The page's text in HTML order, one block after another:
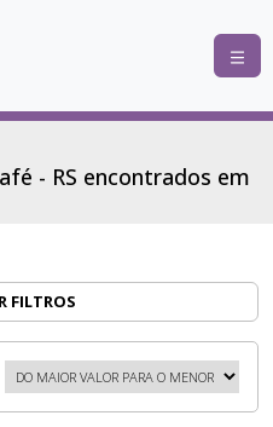
- RS encontrados em
FILTROS